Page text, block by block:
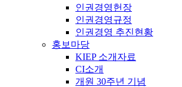
인권경영헌장
인권경영규정
인권경영 추진현황
홍보마당
KIEP 소개자료
CI소개
개원 30주년 기념